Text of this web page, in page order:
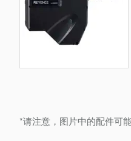
*请注意，图片中的配件可